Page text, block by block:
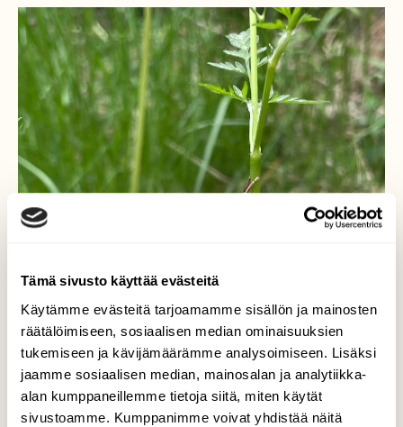
Tämä sivusto käyttää evästeitä
Käytämme evästeitä tarjoamamme sisällön ja mainosten
räätälöimiseen, sosiaalisen median ominaisuuksien
tukemiseen ja kävijämäärämme analysoimiseen. Lisäksi
jaamme sosiaalisen median, mainosalan ja analytiikka-
alan kumppaneillemme tietoja siitä, miten käytät
sivustoamme. Kumppanimme voivat yhdistää näitä